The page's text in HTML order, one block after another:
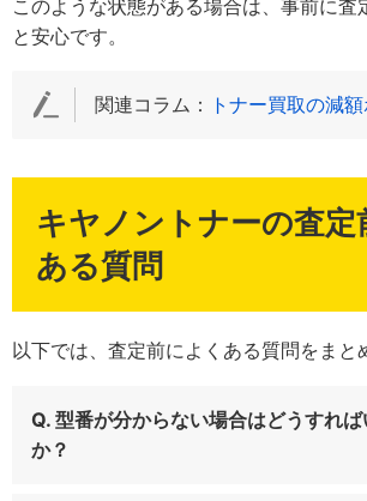
このような状態がある場合は、事前に査
と安心です。
関連コラム： トナー買取の減
キヤノントナーの査定
ある質問
以下では、査定前によくある質問をまと
Q. 型番が分からない場合はどうすれ
か？